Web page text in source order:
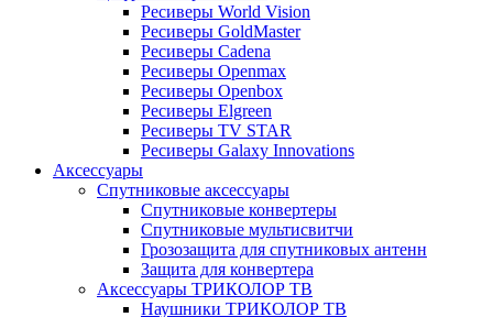
Ресиверы World Vision
Ресиверы GoldMaster
Ресиверы Cadena
Ресиверы Openmax
Ресиверы Openbox
Ресиверы Elgreen
Ресиверы TV STAR
Ресиверы Galaxy Innovations
Аксессуары
Спутниковые аксессуары
Спутниковые конвертеры
Спутниковые мультисвитчи
Грозозащита для спутниковых антенн
Защита для конвертера
Аксессуары ТРИКОЛОР ТВ
Наушники ТРИКОЛОР ТВ